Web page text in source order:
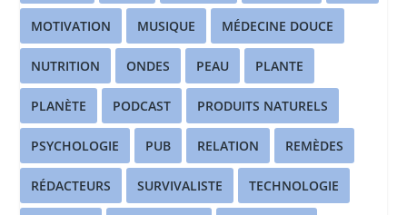
MOTIVATION MUSIQUE MÉDECINE DOUCE
NUTRITION ONDES PEAU PLANTE
PLANÈTE PODCAST PRODUITS NATURELS
PSYCHOLOGIE PUB RELATION REMÈDES
RÉDACTEURS SURVIVALISTE TECHNOLOGIE